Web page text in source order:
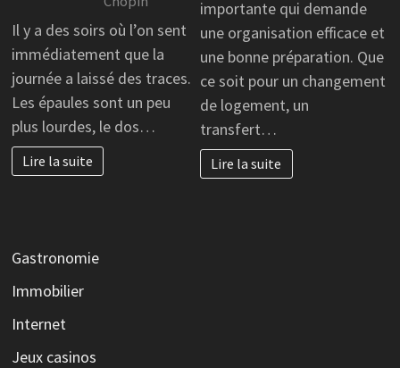
Il y a des soirs où l’on sent
immédiatement que la
journée a laissé des traces.
Les épaules sont un peu
plus lourdes, le dos…
Lire la suite
importante qui demande
une organisation efficace et
une bonne préparation. Que
ce soit pour un changement
de logement, un
transfert…
Lire la suite
Gastronomie
Immobilier
Internet
Jeux casinos